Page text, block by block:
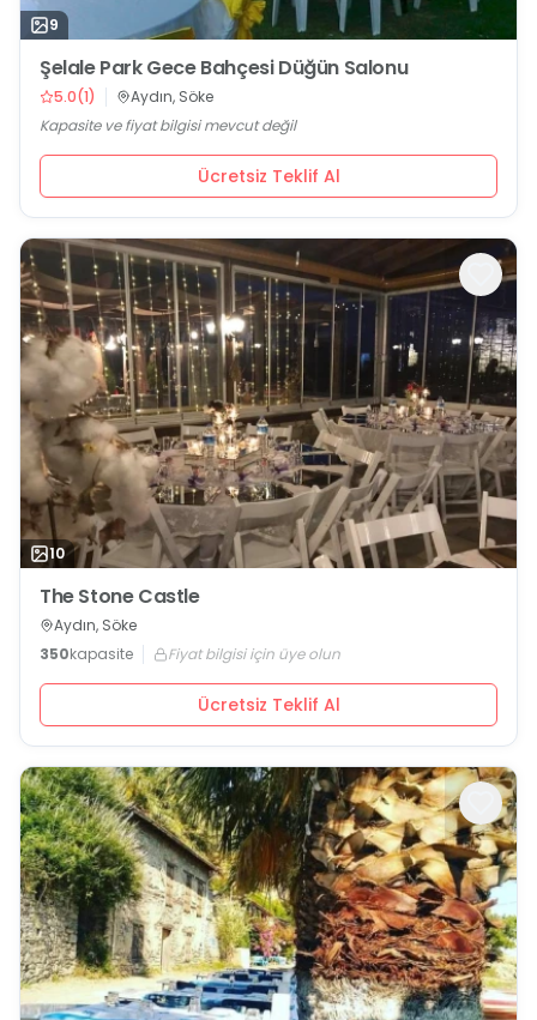
9
Şelale Park Gece Bahçesi Düğün Salonu
5.0(1)
Aydın, Söke
Kapasite ve fiyat bilgisi mevcut değil
Ücretsiz Teklif Al
10
The Stone Castle
Aydın, Söke
350kapasite Fiyat bilgisi için üye olun
Ücretsiz Teklif Al